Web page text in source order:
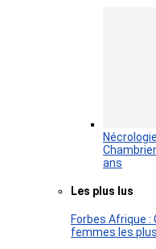
ans
Les plus lus
Forbes Afrique
femmes les